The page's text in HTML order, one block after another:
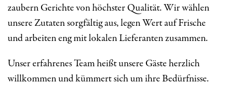
zaubern Gerichte von höchster Qualität. Wir wählen
unsere Zutaten sorgfältig aus, legen Wert auf Frische
und arbeiten eng mit lokalen Lieferanten zusammen.
Unser erfahrenes Team heißt unsere Gäste herzlich
willkommen und kümmert sich um ihre Bedürfnisse.